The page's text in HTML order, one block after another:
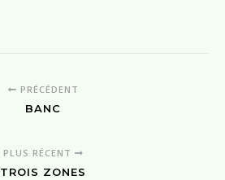
PRÉCÉDENT
BANC
PLUS RÉCENT
TROIS ZONES